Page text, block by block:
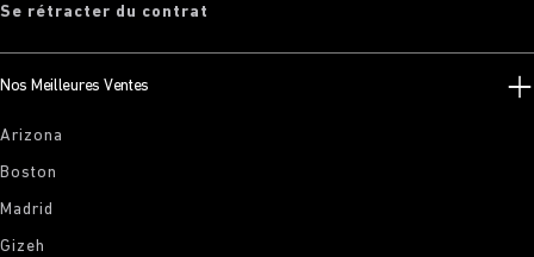
Se rétracter du contrat
Nos Meilleures Ventes
Arizona
Boston
Madrid
Gizeh